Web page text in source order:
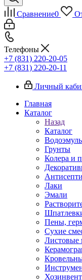
Сравнение0
Телефоны
+7 (831) 220-20-05
+7 (831) 220-20-11
Личный
Главная
Каталог
Назад
Каталог
Грунты
Колера и
Лаки
Эмали
Пены,
Сухие
Листовые